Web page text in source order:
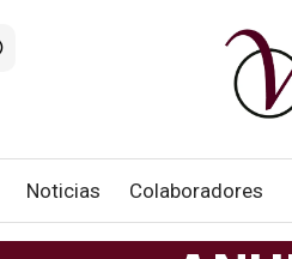
Noticias Colaboradores